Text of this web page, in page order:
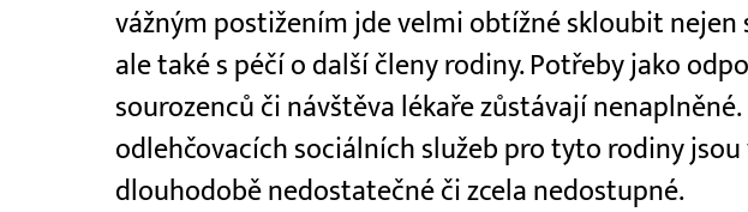
vážným postižením jde velmi obtížné skloubit nejen
ale také s péčí o další členy rodiny. Potřeby jako
sourozenců či návštěva lékaře zůstávají
odlehčovacích sociálních služeb pro tyto rodiny jsou
dlouhodobě nedostatečné či zcela nedostupné.